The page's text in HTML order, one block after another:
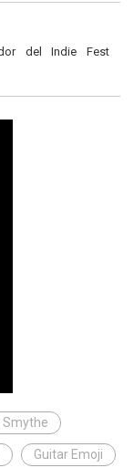
del Indie Fest
Smythe
Guitar Emoji